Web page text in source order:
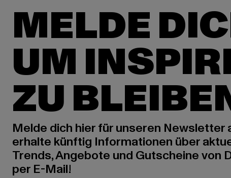
MELDE
UM
ZU
Melde dich hier für unseren Newsletter
erhalte künftig Informationen über
Trends, Angebote und Gutscheine von
per E-Mail!